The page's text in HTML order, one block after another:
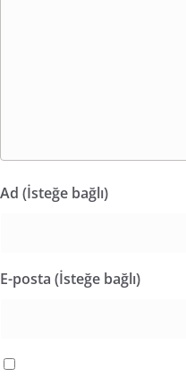
Ad (İsteğe bağlı)
E-posta (İsteğe bağlı)